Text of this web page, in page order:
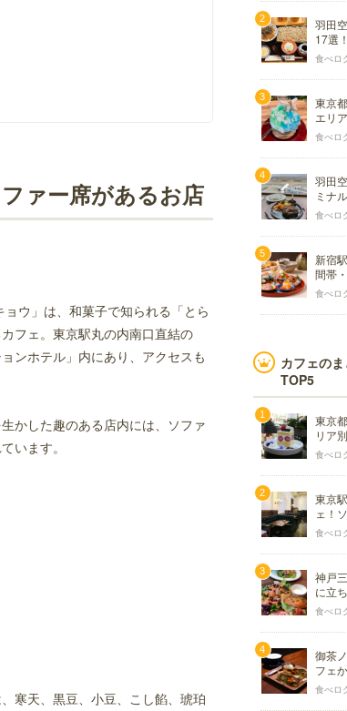
ァー席があるお店
ョウ」は、和菓子で知られる「とら
フェ。東京駅丸の内南口直結の
ョンホテル」内にあり、アクセスも
かした趣のある店内には、ソファ
います。
、寒天、黒豆、小豆、こし餡、琥珀
羽田
17選
食べロ
東京
エリ
食べロ
羽田
ミナ
食べロ
新宿
間帯
食べロ
カフェの
TOP5
東京
リア
食べロ
東京
ェ！
食べロ
神戸
に立
食べロ
御茶
フェ
食べロ